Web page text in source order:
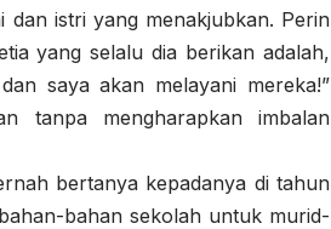
dan istri yang menakjubkan. Perin
yang selalu dia berikan adalah,
saya akan melayani mereka!”
tanpa mengharapkan imbalan
bertanya kepadanya di tahun
bahan sekolah untuk murid-